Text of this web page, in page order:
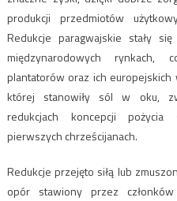
produkcji przedmiotów
Redukcje paragwajskie stały
międzynarodowych rynkach,
plantatorów oraz ich europejskich
której stanowiły sól w oku,
redukcjach koncepcji pożycia
pierwszych chrześcijanach.
Redukcje przejęto siłą lub
opór stawiony przez